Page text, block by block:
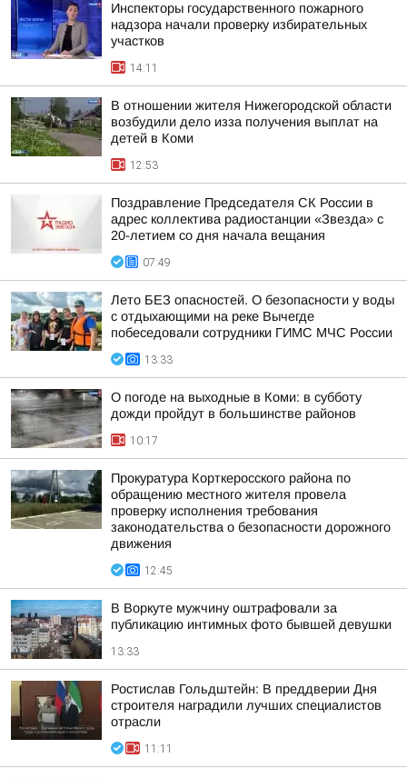
Инспекторы государственного пожарного
надзора начали проверку избирательных
участков
14:11
В отношении жителя Нижегородской области
возбудили дело изза получения выплат на
детей в Коми
12:53
Поздравление Председателя СК России в
адрес коллектива радиостанции «Звезда» с
20-летием со дня начала вещания
07:49
Лето БЕЗ опасностей. О безопасности у воды
с отдыхающими на реке Вычегде
побеседовали сотрудники ГИМС МЧС России
13:33
О погоде на выходные в Коми: в субботу
дожди пройдут в большинстве районов
10:17
Прокуратура Корткеросского района по
обращению местного жителя провела
проверку исполнения требования
законодательства о безопасности дорожного
движения
12:45
В Воркуте мужчину оштрафовали за
публикацию интимных фото бывшей девушки
13:33
Ростислав Гольдштейн: В преддверии Дня
строителя наградили лучших специалистов
отрасли
11:11